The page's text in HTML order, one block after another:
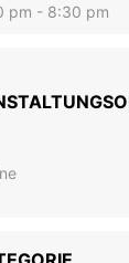
pm - 8:30 pm